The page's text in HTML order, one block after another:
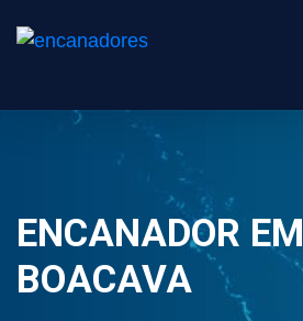
ENCANADOR EM
BOACAVA